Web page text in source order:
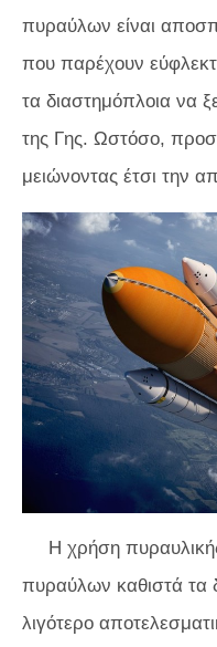
πυραύλων είναι
που παρέχουν
τα διαστημόπλοια να
της Γης. Ωστόσο,
μειώνοντας έτσι την
Η χρήση
πυραύλων καθιστά τα
λιγότερο